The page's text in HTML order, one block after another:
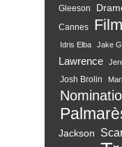
Gleeson
Cannes
Film
Idris Elba Jake
Lawrence
Josh Brolin
Jackson